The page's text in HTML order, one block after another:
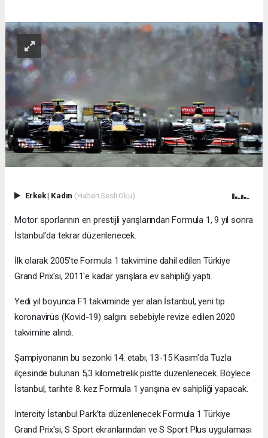
Erkek| Kadın (Haberi Sesli Oku)
Motor sporlarının en prestijli yarışlarından Formula 1, 9 yıl sonra
İstanbul'da tekrar düzenlenecek.
İlk olarak 2005'te Formula 1 takvimine dahil edilen Türkiye
Grand Prix'si, 2011'e kadar yarışlara ev sahipliği yaptı.
Yedi yıl boyunca F1 takviminde yer alan İstanbul, yeni tip
koronavirüs (Kovid-19) salgını sebebiyle revize edilen 2020
takvimine alındı.
Şampiyonanın bu sezonki 14. etabı, 13-15 Kasım'da Tuzla
ilçesinde bulunan 5,3 kilometrelik pistte düzenlenecek. Böylece
İstanbul, tarihte 8. kez Formula 1 yarışına ev sahipliği yapacak.
Intercity İstanbul Park’ta düzenlenecek Formula 1 Türkiye
Grand Prix'si, S Sport ekranlarından ve S Sport Plus uygulaması